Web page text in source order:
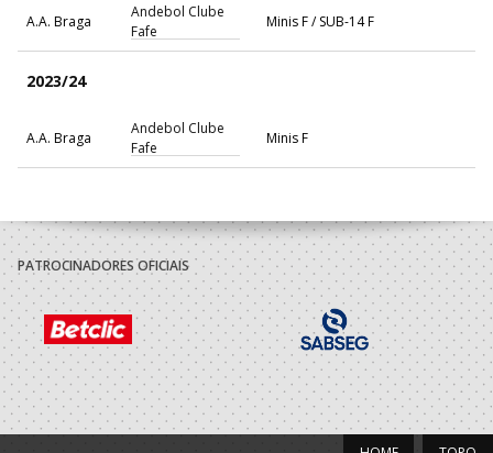
A.A. Braga
Andebol Clube
Fafe
Minis F / SUB-14 F
2023/24
A.A. Braga
Andebol Clube
Fafe
Minis F
PATROCINADORES OFICIAIS